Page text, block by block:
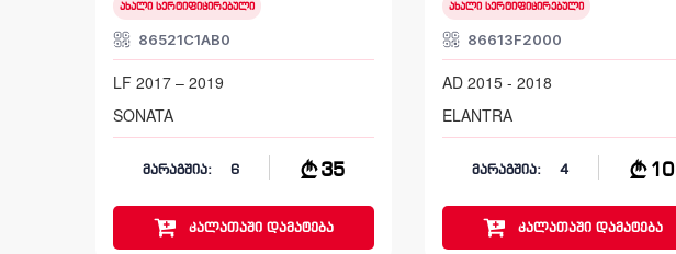
ახალი სერტიფიცირებული
86521C1AB0
LF 2017 – 2019
SONATA
მარაგშია: 6 35
კალათაშიდამატება
ახალი სერტიფიცირებული
86613F2000
AD 2015 - 2018
ELANTRA
მარაგშია: 4 10
კალათაშიდამატება